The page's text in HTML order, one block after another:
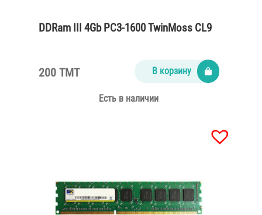
DDRam III 4Gb PC3-1600 TwinMoss CL9
200 TMT В корзину
Есть в наличии